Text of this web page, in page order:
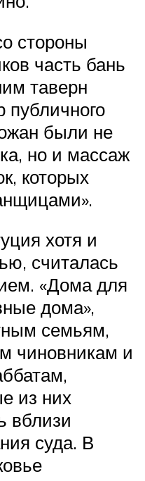
стороны
часть бань
таверн
публичного
были не
но и массаж
которых
хотя и
считалась
«Дома для
дома»,
семьям,
чиновникам и
из них
вблизи
суда. В